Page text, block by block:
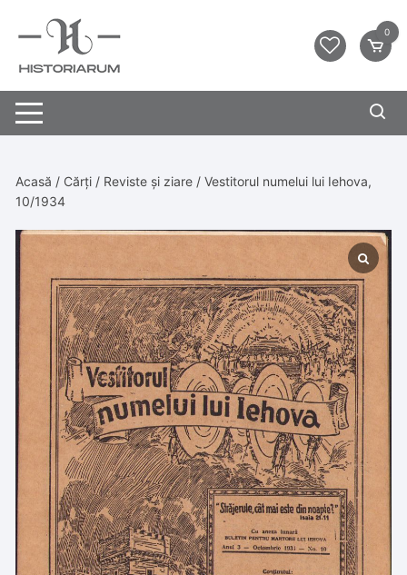
0
Acasă / Cărți / Reviste și ziare / Vestitorul numelui lui Iehova,
10/1934